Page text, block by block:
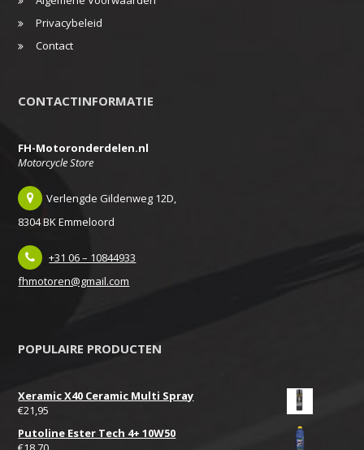
Privacybeleid
Contact
CONTACTINFORMATIE
FH-Motoronderdelen.nl
Motorcycle Store
Verlengde Gildenweg 12D,
8304 BK Emmeloord
+31 06 – 10844933
fhmotoren@gmail.com
POPULAIRE PRODUCTEN
Xeramic X40 Ceramic Multi Spray
€21,95
Putoline Ester Tech 4+ 10W50